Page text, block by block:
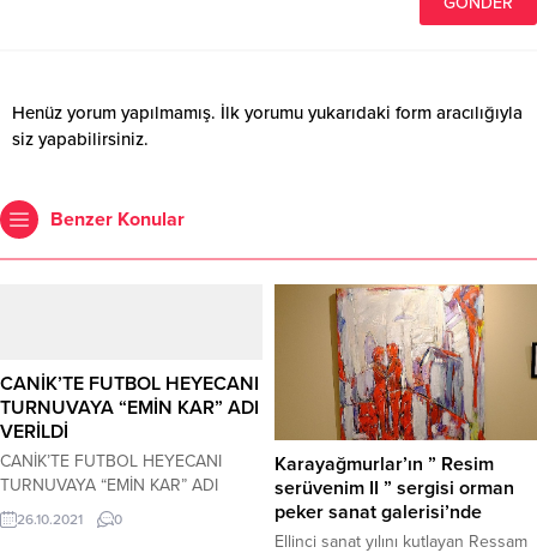
Henüz yorum yapılmamış. İlk yorumu yukarıdaki form aracılığıyla
siz yapabilirsiniz.
Benzer Konular
CANİK’TE FUTBOL HEYECANI
TURNUVAYA “EMİN KAR” ADI
VERİLDİ
CANİK’TE FUTBOL HEYECANI
TURNUVAYA “EMİN KAR” ADI
VERİLDİ Canik ilçesinde
düzenlenecek olan mahalleler arası
26.10.2021 0
Karayağmurlar’ın ” Resim
serüvenim II ” sergisi orman
peker sanat galerisi’nde
Ellinci sanat yılını kutlayan Ressam